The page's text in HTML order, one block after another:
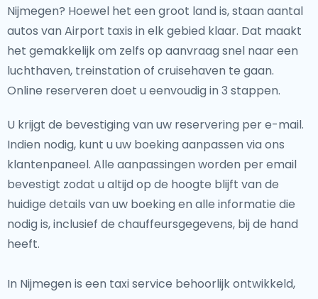
Nijmegen? Hoewel het een groot land is, staan aantal
autos van Airport taxis in elk gebied klaar. Dat maakt
het gemakkelijk om zelfs op aanvraag snel naar een
luchthaven, treinstation of cruisehaven te gaan.
Online reserveren doet u eenvoudig in 3 stappen.
U krijgt de bevestiging van uw reservering per e-mail.
Indien nodig, kunt u uw boeking aanpassen via ons
klantenpaneel. Alle aanpassingen worden per email
bevestigt zodat u altijd op de hoogte blijft van de
huidige details van uw boeking en alle informatie die
nodig is, inclusief de chauffeursgegevens, bij de hand
heeft.
In Nijmegen is een taxi service behoorlijk ontwikkeld,